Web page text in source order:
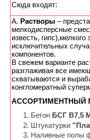
Cюда входят:
А. Растворы –
мелкодисперсные
известь,
исключительных
компонентов.
В свежем варианте
разглаживая все
схватываются и
конгломератный
АССОРТИМЕНТНЫЙ
Бетон БСГ В7,5
Штукатурки
Наливные полы